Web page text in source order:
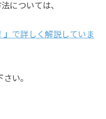
については、
で詳しく解説していま
い。